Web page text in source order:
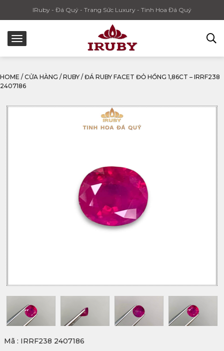
IRuby - Đá Quý - Trang Sức Luxury - Tinh Hoa Đá Quý
HOME / CỬA HÀNG / RUBY / ĐÁ RUBY FACET ĐỎ HỒNG 1,86CT – IRRF238
2407186
Mã : IRRF238 2407186